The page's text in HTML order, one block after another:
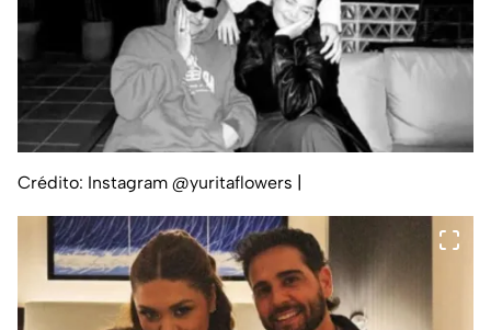
Crédito: Instagram @yuritaflowers